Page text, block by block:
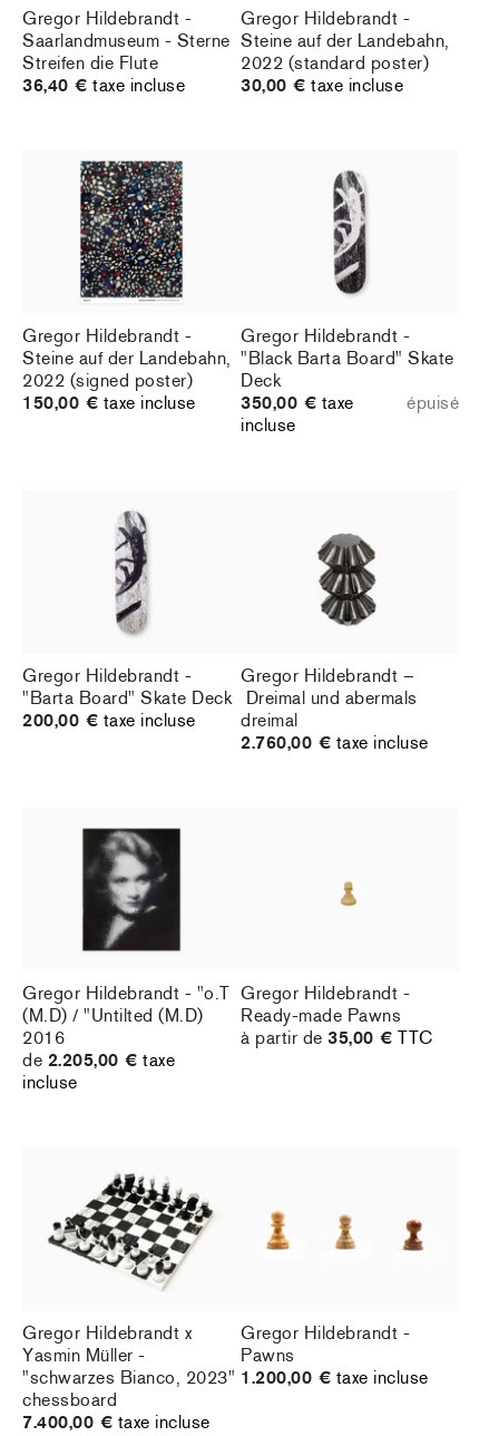
Gregor Hildebrandt -
Saarlandmuseum - Sterne
Streifen die Flute
36,40 € taxe incluse
Gregor Hildebrandt -
Steine auf der Landebahn,
2022 (standard poster)
30,00 € taxe incluse
Gregor Hildebrandt -
Steine auf der Landebahn,
2022 (signed poster)
150,00 € taxe incluse
Gregor Hildebrandt -
"Black Barta Board" Skate
Deck
350,00 € taxe
incluse
épuisé
Gregor Hildebrandt -
"Barta Board" Skate Deck
200,00 € taxe incluse
Gregor Hildebrandt –
Dreimal und abermals
dreimal
2.760,00 € taxe incluse
Gregor Hildebrandt - "o.T
(M.D) / "Untilted (M.D)
2016
de 2.205,00 € taxe
incluse
Gregor Hildebrandt -
Ready-made Pawns
à partir de 35,00 € TTC
Gregor Hildebrandt x
Yasmin Müller -
"schwarzes Bianco, 2023"
chessboard
7.400,00 € taxe incluse
Gregor Hildebrandt -
Pawns
1.200,00 € taxe incluse